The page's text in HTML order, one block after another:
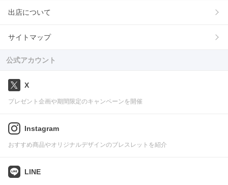
出店について
サイトマップ
公式アカウント
X
プレゼント企画や期間限定のキャンペーンを開催
Instagram
おすすめ商品やオリジナルデザインのブレスレットを紹介
LINE